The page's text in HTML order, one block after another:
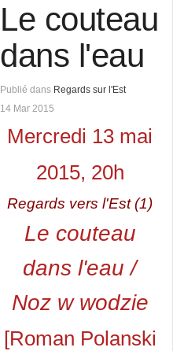
Le couteau
dans l'eau
Publié dans Regards sur l'Est
14 Mar 2015
Mercredi 13 mai
2015, 20h
Regards vers l'Est (1)
Le couteau
dans l'eau /
Noz w wodzie
[Roman Polanski